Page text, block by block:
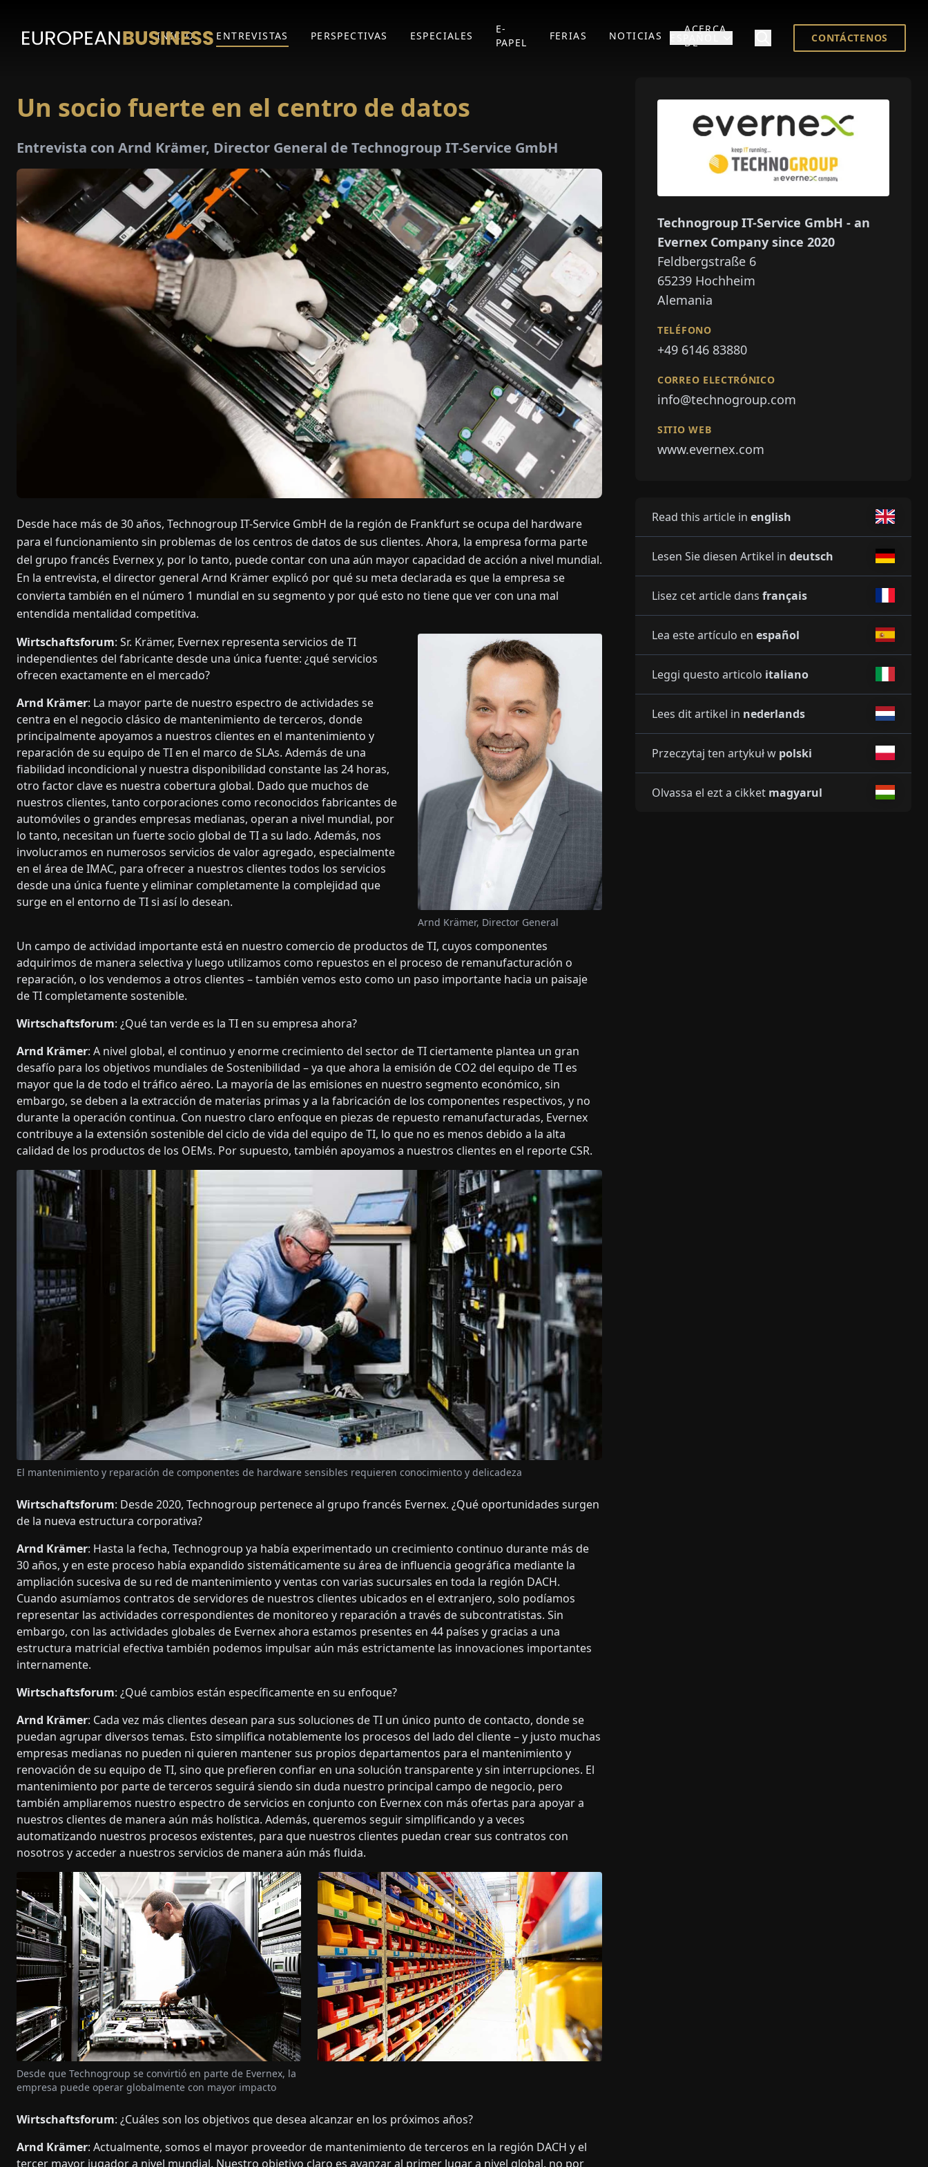
INICIO ENTREVISTAS PERSPECTIVAS ESPECIALES
E-
PAPEL
FERIAS NOTICIAS
ACERCA
DE
CONTÁCTENOS
Un socio fuerte en el centro de datos
Entrevista con Arnd Krämer, Director General de Technogroup IT-Service GmbH
Desde hace más de 30 años, Technogroup IT-Service GmbH de la región de Frankfurt se ocupa del hardware
para el funcionamiento sin problemas de los centros de datos de sus clientes. Ahora, la empresa forma parte
del grupo francés Evernex y, por lo tanto, puede contar con una aún mayor capacidad de acción a nivel mundial.
En la entrevista, el director general Arnd Krämer explicó por qué su meta declarada es que la empresa se
convierta también en el número 1 mundial en su segmento y por qué esto no tiene que ver con una mal
entendida mentalidad competitiva.
Wirtschaftsforum: Sr. Krämer, Evernex representa servicios de TI
independientes del fabricante desde una única fuente: ¿qué servicios
ofrecen exactamente en el mercado?
Arnd Krämer: La mayor parte de nuestro espectro de actividades se
centra en el negocio clásico de mantenimiento de terceros, donde
principalmente apoyamos a nuestros clientes en el mantenimiento y
reparación de su equipo de TI en el marco de SLAs. Además de una
fiabilidad incondicional y nuestra disponibilidad constante las 24 horas,
otro factor clave es nuestra cobertura global. Dado que muchos de
nuestros clientes, tanto corporaciones como reconocidos fabricantes de
automóviles o grandes empresas medianas, operan a nivel mundial, por
lo tanto, necesitan un fuerte socio global de TI a su lado. Además, nos
involucramos en numerosos servicios de valor agregado, especialmente
en el área de IMAC, para ofrecer a nuestros clientes todos los servicios
desde una única fuente y eliminar completamente la complejidad que
surge en el entorno de TI si así lo desean.
Arnd Krämer, Director General
Un campo de actividad importante está en nuestro comercio de productos de TI, cuyos componentes
adquirimos de manera selectiva y luego utilizamos como repuestos en el proceso de remanufacturación o
reparación, o los vendemos a otros clientes – también vemos esto como un paso importante hacia un paisaje
de TI completamente sostenible.
Wirtschaftsforum: ¿Qué tan verde es la TI en su empresa ahora?
Arnd Krämer: A nivel global, el continuo y enorme crecimiento del sector de TI ciertamente plantea un gran
desafío para los objetivos mundiales de Sostenibilidad – ya que ahora la emisión de CO2 del equipo de TI es
mayor que la de todo el tráfico aéreo. La mayoría de las emisiones en nuestro segmento económico, sin
embargo, se deben a la extracción de materias primas y a la fabricación de los componentes respectivos, y no
durante la operación continua. Con nuestro claro enfoque en piezas de repuesto remanufacturadas, Evernex
contribuye a la extensión sostenible del ciclo de vida del equipo de TI, lo que no es menos debido a la alta
calidad de los productos de los OEMs. Por supuesto, también apoyamos a nuestros clientes en el reporte CSR.
El mantenimiento y reparación de componentes de hardware sensibles requieren conocimiento y delicadeza
Wirtschaftsforum: Desde 2020, Technogroup pertenece al grupo francés Evernex. ¿Qué oportunidades surgen
de la nueva estructura corporativa?
Arnd Krämer: Hasta la fecha, Technogroup ya había experimentado un crecimiento continuo durante más de
30 años, y en este proceso había expandido sistemáticamente su área de influencia geográfica mediante la
ampliación sucesiva de su red de mantenimiento y ventas con varias sucursales en toda la región DACH.
Cuando asumíamos contratos de servidores de nuestros clientes ubicados en el extranjero, solo podíamos
representar las actividades correspondientes de monitoreo y reparación a través de subcontratistas. Sin
embargo, con las actividades globales de Evernex ahora estamos presentes en 44 países y gracias a una
estructura matricial efectiva también podemos impulsar aún más estrictamente las innovaciones importantes
internamente.
Wirtschaftsforum: ¿Qué cambios están específicamente en su enfoque?
Arnd Krämer: Cada vez más clientes desean para sus soluciones de TI un único punto de contacto, donde se
puedan agrupar diversos temas. Esto simplifica notablemente los procesos del lado del cliente – y justo muchas
empresas medianas no pueden ni quieren mantener sus propios departamentos para el mantenimiento y
renovación de su equipo de TI, sino que prefieren confiar en una solución transparente y sin interrupciones. El
mantenimiento por parte de terceros seguirá siendo sin duda nuestro principal campo de negocio, pero
también ampliaremos nuestro espectro de servicios en conjunto con Evernex con más ofertas para apoyar a
nuestros clientes de manera aún más holística. Además, queremos seguir simplificando y a veces
automatizando nuestros procesos existentes, para que nuestros clientes puedan crear sus contratos con
nosotros y acceder a nuestros servicios de manera aún más fluida.
Desde que Technogroup se convirtió en parte de Evernex, la
empresa puede operar globalmente con mayor impacto
Wirtschaftsforum: ¿Cuáles son los objetivos que desea alcanzar en los próximos años?
Arnd Krämer: Actualmente, somos el mayor proveedor de mantenimiento de terceros en la región DACH y el
tercer mayor jugador a nivel mundial. Nuestro objetivo claro es avanzar al primer lugar a nivel global, no por
Technogroup IT-Service GmbH - an
Evernex Company since 2020
Feldbergstraße 6
65239 Hochheim
Alemania
TELÉFONO
+49 6146 83880
CORREO ELECTRÓNICO
info@technogroup.com
SITIO WEB
www.evernex.com
Read this article in english
Lesen Sie diesen Artikel in deutsch
Lisez cet article dans français
Lea este artículo en español
Leggi questo articolo italiano
Lees dit artikel in nederlands
Przeczytaj ten artykuł w polski
Olvassa el ezt a cikket magyarul